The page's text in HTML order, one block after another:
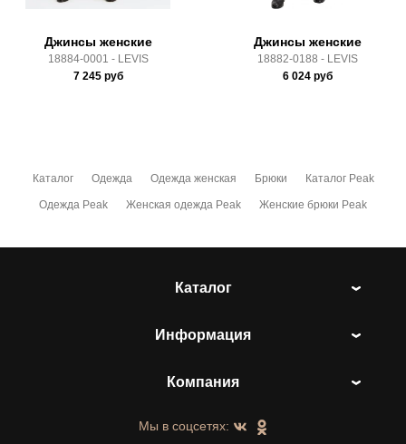
Джинсы женские
18884-0001 - LEVIS
7 245руб
Джинсы женские
18882-0188 - LEVIS
6 024 руб
Каталог Одежда Одежда женская Брюки Каталог Peak
Одежда Peak Женская одежда Peak Женские брюки Peak
Каталог
Информация
Компания
Мы в соцсетях: